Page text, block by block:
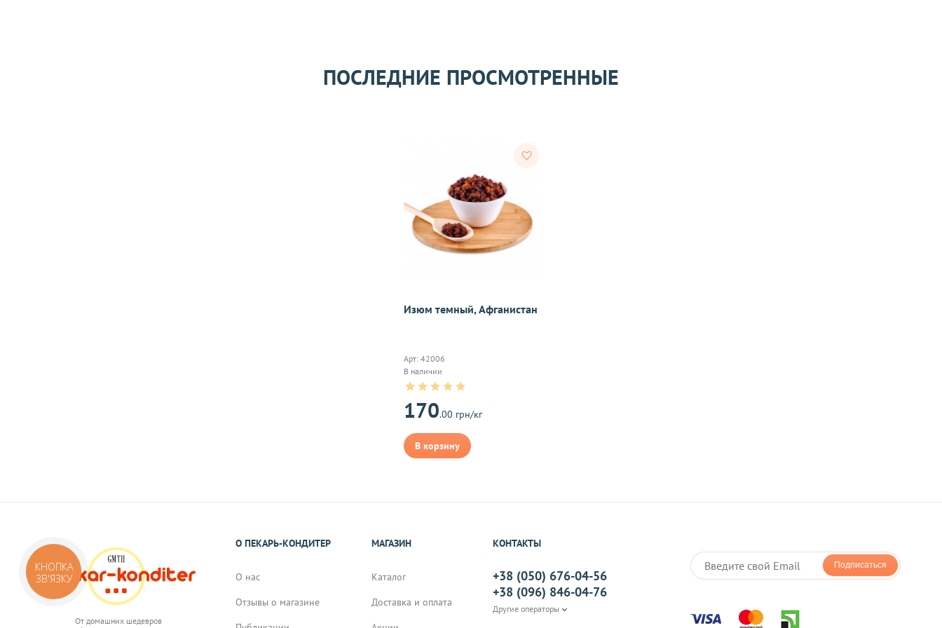
заявленному в описании качеству. Деньги возвращаются тем же способом, которым была совершена оплата товара.
ПОСЛЕДНИЕ ПРОСМОТРЕННЫЕ
Изюм темный, Афганистан
Арт: 42006
В наличии
170.00 грн/кг
В корзину
От домашних шедевров
О ПЕКАРЬ-КОНДИТЕР
О нас
Отзывы о магазине
МАГАЗИН
Каталог
Доставка и оплата
КОНТАКТЫ
+38 (050) 676-04-56
+38 (096) 846-04-76
Другие операторы
Подписаться
КНОПКА
ЗВ'ЯЗКУ